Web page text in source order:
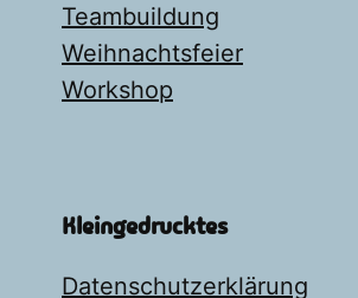
Teambuildung
Weihnachtsfeier
Workshop
Kleingedrucktes
Datenschutzerklärung